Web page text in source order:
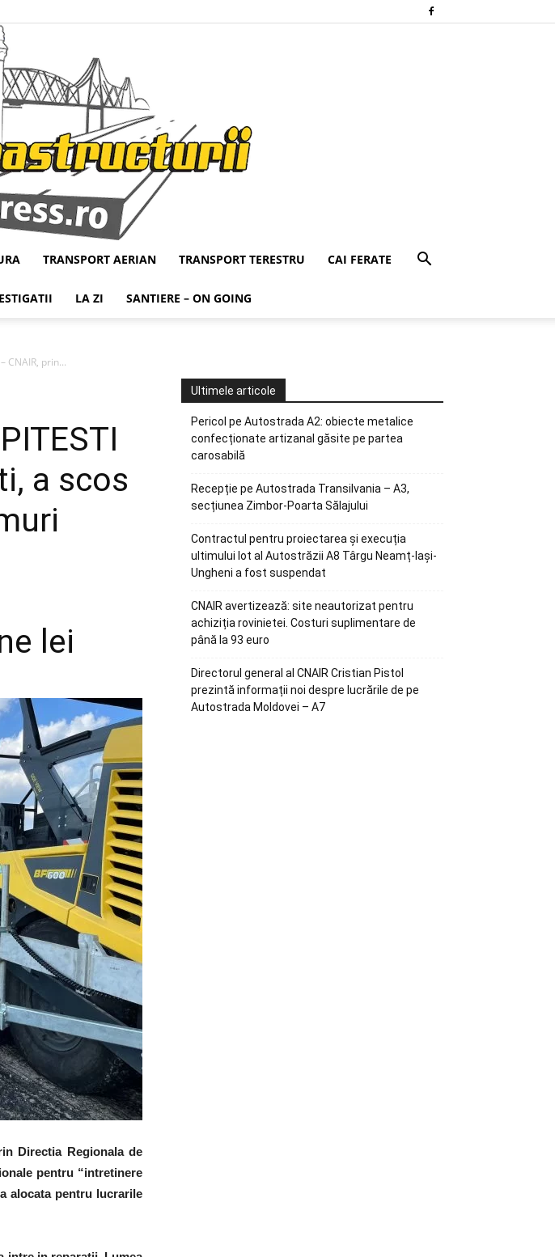
Infrapress
TRANSPORT AERIAN TRANSPORT TERESTRU CAI FERATE
LA ZI SANTIERE – ON GOING
CNAIR, prin...
a scos
lei
Directia Regionala de
pentru “intretinere
alocata pentru lucrarile
Ultimele articole
Pericol pe Autostrada A2: obiecte metalice
confecționate artizanal găsite pe partea
carosabilă
Recepție pe Autostrada Transilvania – A3,
secțiunea Zimbor-Poarta Sălajului
Contractul pentru proiectarea și execuția
ultimului lot al Autostrăzii A8 Târgu Neamț-Iași-
Ungheni a fost suspendat
CNAIR avertizează: site neautorizat pentru
achiziția rovinietei. Costuri suplimentare de
până la 93 euro
Directorul general al CNAIR Cristian Pistol
prezintă informații noi despre lucrările de pe
Autostrada Moldovei – A7